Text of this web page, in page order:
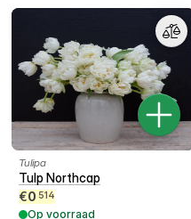
Tulipa
Tulp Northcap
€0 514
Op voorraad